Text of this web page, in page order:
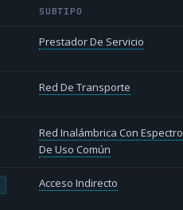
SUBTIPO
Prestador De Servicio
Red De Transporte
Red Inalámbrica Con Espectro
De Uso Común
Acceso Indirecto